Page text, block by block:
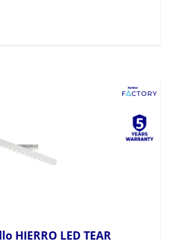
HIERRO LED TEAR